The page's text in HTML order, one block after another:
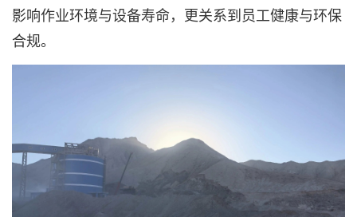
影响作业环境与设备寿命，更关系到员工健康与环保
合规。